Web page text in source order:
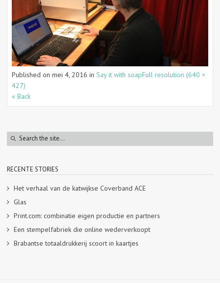
Published on mei 4, 2016 in Say it with soapFull resolution (640 ×
427)
« Back
RECENTE STORIES
Het verhaal van de katwijkse Coverband ACE
Glas
Print.com: combinatie eigen productie en partners
Een stempelfabriek die online wederverkoopt
Brabantse totaaldrukkerij scoort in kaartjes